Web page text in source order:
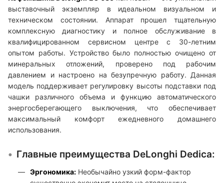
выставочный экземпляр в идеальном визуальном и
техническом состоянии. Аппарат прошел тщательную
комплексную диагностику и полное обслуживание в
квалифицированном сервисном центре с 30-летним
опытом работы. Устройство было полностью очищено от
минеральных отложений, проверено под рабочим
давлением и настроено на безупречную работу. Данная
модель поддерживает регулировку высоты подставки под
чашки различного объема и функцию автоматического
энергосберегающего выключения, что обеспечивает
максимальный комфорт ежедневного домашнего
использования.
Главные преимущества DeLonghi Dedica:
Эргономика: Необычайно узкий форм-фактор